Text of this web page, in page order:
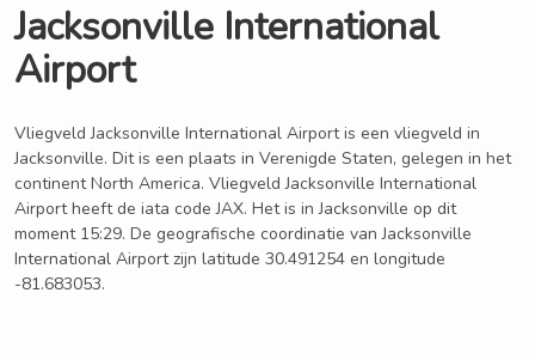
Jacksonville International
Airport
Vliegveld Jacksonville International Airport is een vliegveld in
Jacksonville. Dit is een plaats in Verenigde Staten, gelegen in het
continent North America. Vliegveld Jacksonville International
Airport heeft de iata code JAX. Het is in Jacksonville op dit
moment 15:29. De geografische coordinatie van Jacksonville
International Airport zijn latitude 30.491254 en longitude
-81.683053.